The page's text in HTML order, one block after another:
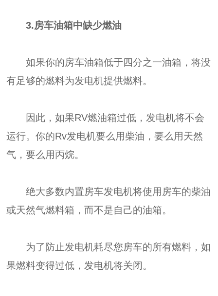
3.房车油箱中缺少燃油
如果你的房车油箱低于四分之一油箱，将没
有足够的燃料为发电机提供燃料。
因此，如果RV燃油箱过低，发电机将不会
运行。你的Rv发电机要么用柴油，要么用天然
气，要么用丙烷。
绝大多数内置房车发电机将使用房车的柴油
或天然气燃料箱，而不是自己的油箱。
为了防止发电机耗尽您房车的所有燃料，如
果燃料变得过低，发电机将关闭。